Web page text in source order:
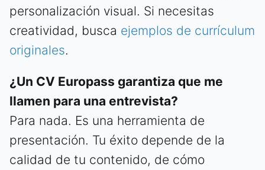
personalización visual. Si necesitas
creatividad, busca ejemplos de currículum
originales.
¿Un CV Europass garantiza que me
llamen para una entrevista?
Para nada. Es una herramienta de
presentación. Tu éxito depende de la
calidad de tu contenido, de cómo